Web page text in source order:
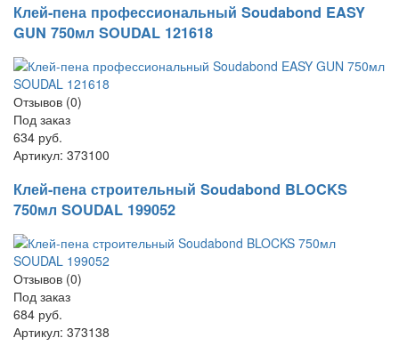
Клей-пена профессиональный Soudabond EASY
GUN 750мл SOUDAL 121618
Отзывов (0)
Под заказ
634 руб.
Артикул: 373100
Клей-пена строительный Soudabond BLOCKS
750мл SOUDAL 199052
Отзывов (0)
Под заказ
684 руб.
Артикул: 373138